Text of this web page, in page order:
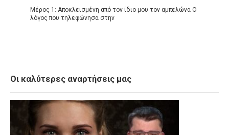
Μέρος 1: Αποκλεισμένη από τον ίδιο μου τον αμπελώνα Ο
λόγος που τηλεφώνησα στην
Οι καλύτερες αναρτήσεις μας